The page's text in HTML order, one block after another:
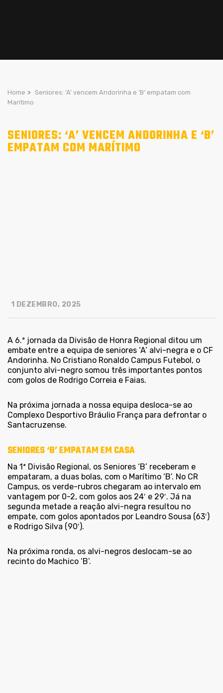
Home > Seniores: ‘A’ vencem Andorinha e ‘B’ empatam com
Marítimo
SENIORES: ‘A’ VENCEM ANDORINHA E ‘B’
EMPATAM COM MARÍTIMO
1 DEZEMBRO, 2025
A 6.ª jornada da Divisão de Honra Regional ditou um
embate entre a equipa de seniores ‘A’ alvi-negra e o CF
Andorinha. No Cristiano Ronaldo Campus Futebol, o
conjunto alvi-negro somou três importantes pontos
com golos de Rodrigo Correia e Faias.
Na próxima jornada a nossa equipa desloca-se ao
Complexo Desportivo Bráulio França para defrontar o
Santacruzense.
SENIORES ‘B’ EMPATAM EM CASA
Na 1ª Divisão Regional, os Seniores ‘B’ receberam e
empataram, a duas bolas, com o Marítimo ‘B’. No CR
Campus, os verde-rubros chegaram ao intervalo em
vantagem por 0-2, com golos aos 24′ e 29′. Já na
segunda metade a reação alvi-negra resultou no
empate, com golos apontados por Leandro Sousa (63′)
e Rodrigo Silva (90′).
Na próxima ronda, os alvi-negros deslocam-se ao
recinto do Machico ‘B’.